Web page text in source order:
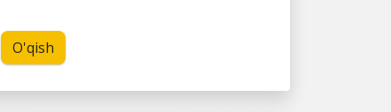
O'qish